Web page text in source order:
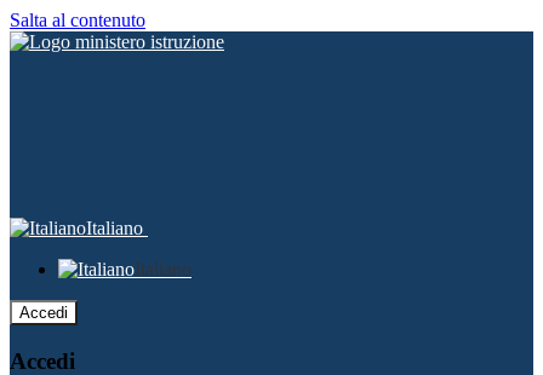
Salta al contenuto
Italiano
Italiano
Accedi
Accedi